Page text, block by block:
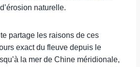
naturelle.
partage les raisons de ces
exact du fleuve depuis le
la mer de Chine méridionale,